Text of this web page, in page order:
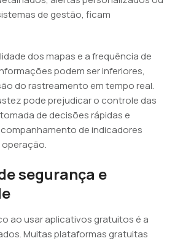
de gestão, ficam
dos mapas e a frequência de
podem ser inferiores,
do rastreamento em tempo real.
pode prejudicar o controle das
de decisões rápidas e
de indicadores
operação.
segurança e
ao usar aplicativos gratuitos é a
Muitas plataformas gratuitas